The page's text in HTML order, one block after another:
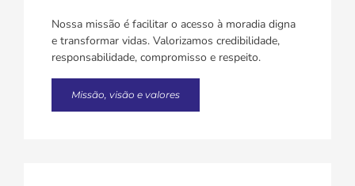
Nossa missão é facilitar o acesso à moradia digna
e transformar vidas. Valorizamos credibilidade,
responsabilidade, compromisso e respeito.
Missão, visão e valores